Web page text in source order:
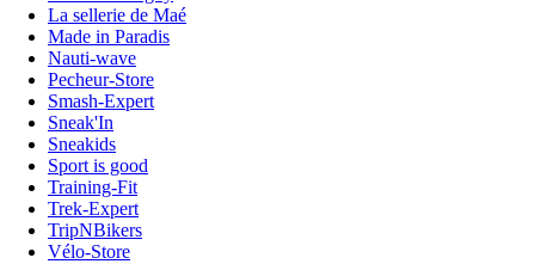
La sellerie de Maé
Made in Paradis
Nauti-wave
Pecheur-Store
Smash-Expert
Sneak'In
Sneakids
Sport is good
Training-Fit
Trek-Expert
TripNBikers
Vélo-Store